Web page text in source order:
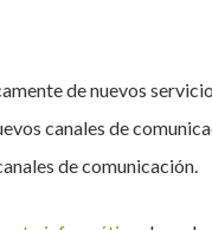
de nuevos
canales de
de comunicación.